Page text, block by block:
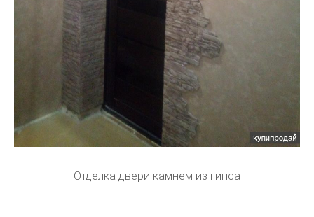
Отделка двери камнем из гипса